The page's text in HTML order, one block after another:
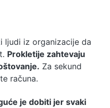
ljudi iz organizacije da
Prokletije zahtevaju
Za sekund
računa.
je dobiti jer svaki